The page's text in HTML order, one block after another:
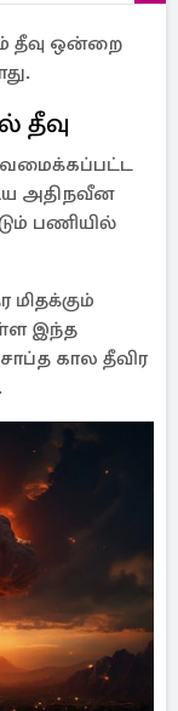
தீவு ஒன்றை
தீவு
அதிநவீன
பணியில்
இந்த
கால தீவிர